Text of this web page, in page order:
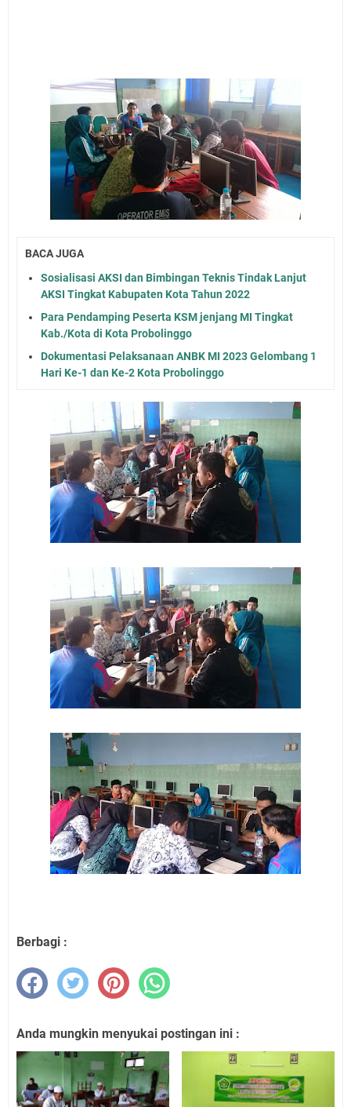
BACA JUGA
Sosialisasi AKSI dan Bimbingan Teknis Tindak Lanjut
AKSI Tingkat Kabupaten Kota Tahun 2022
Para Pendamping Peserta KSM jenjang MI Tingkat
Kab./Kota di Kota Probolinggo
Dokumentasi Pelaksanaan ANBK MI 2023 Gelombang 1
Hari Ke-1 dan Ke-2 Kota Probolinggo
Berbagi :
Anda mungkin menyukai postingan ini :